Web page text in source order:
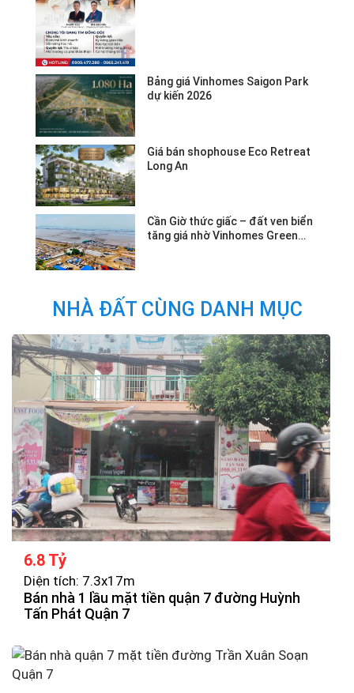
Bảng giá Vinhomes Saigon Park
dự kiến 2026
Giá bán shophouse Eco Retreat
Long An
Cần Giờ thức giấc – đất ven biển
tăng giá nhờ Vinhomes Green
NHÀ ĐẤT CÙNG DANH MỤC
6.8 Tỷ
Diện tích: 7.3x17m
Bán nhà 1 lầu mặt tiền quận 7 đường Huỳnh
Tấn Phát Quận 7